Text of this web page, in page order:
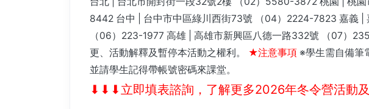
8442 台中 | 台中市中區綠川西街73號 （04）2224-7823 嘉義
（06）223-1977 高雄 | 高雄市新興區八德一路332號 （07）
更、活動解釋及暫停本活動之權利。 ★注意事項 ※學生需自備筆
並請學生記得帶帳號密碼來課堂。
⬇︎⬇︎⬇︎立即填表諮詢，了解更多2026年冬令營活動